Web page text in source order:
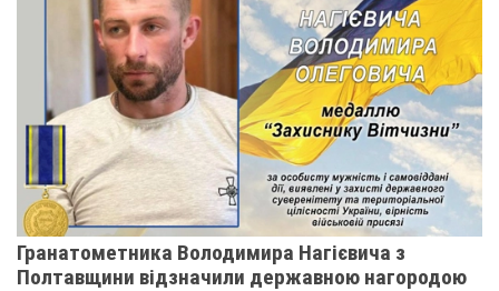
Гранатометника Володимира Нагієвича з
Полтавщини відзначили державною нагородою